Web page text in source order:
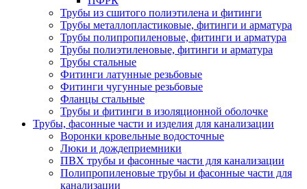
Трубы из сшитого полиэтилена и фитинги
Трубы металлопластиковые, фитинги и арматура
Трубы полипропиленовые, фитинги и арматура
Трубы полиэтиленовые, фитинги и арматура
Трубы стальные
Фитинги латунные резьбовые
Фитинги чугунные резьбовые
Фланцы стальные
Трубы и фитинги в изоляционной оболочке
Трубы, фасонные части и изделия для канализации
Воронки кровельные водосточные
Люки и дождеприемники
ПВХ трубы и фасонные части для канализации
Полипропиленовые трубы и фасонные части для
канализации